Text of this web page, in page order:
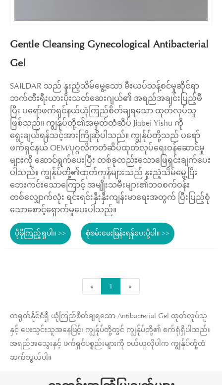
Gentle Cleansing Gynecological Antibacterial
Gel
SAILDAR သည် နူးညံ့သိမ်မွေ့သော မီးယပ်သန့်စင်မှုဆိုင်ရာ
ဘက်တီးရီးယားပိုးသတ်ဆေးဂျယ်၏ အရည်အချင်းပြည့်မီ
ပြီး ပရော်ဖက်ရှင်နယ်ယုံကြည်စိတ်ချရသော ထုတ်လုပ်သူ
ဖြစ်သည်။ ကျွန်ုပ်တို့၏အမှတ်တံဆိပ် Jiabei Yishu ကို
ရွေးချယ်ရန်သင့်အားကြိုဆိုပါသည်။ ကျွန်ုပ်တို့သည် ပရော်
ဖက်ရှင်နယ် OEM/ပုဂ္ဂလိကတံဆိပ်ထုတ်လုပ်ရေးဝန်ဆောင်မှု
များကို ဆောင်ရွက်ပေးပြီး တစ်ခုတည်းသောဖြေရှင်းချက်ပေး
ပါသည်။ ကျွန်ုပ်တို့၏ထုတ်ကုန်များသည် နူးညံ့သိမ်မွေ့ပြီး
ဘေးကင်းသောကြောင့် အမျိုးသမီးများ၏ဘဝစက်ဝန်း
တစ်လျှောက်လုံး ရင်းရင်းနှီးနှီးကျန်းမာရေးအတွက် ပြီးပြည့်စုံ
သောစောင့်ရှောက်မှုပေးပါသည်။
ပိုမိုကြည့်ရှုပါ။ >> စုံစမ်းမေးမြန်းရန်ပေးပို့ပါ။ >>
« 1 »
တရုတ်နိုင်ငံရှိ ယုံကြည်စိတ်ချရသော Antibacterial Gel ထုတ်လုပ်သူ
နှင့် ပေးသွင်းသူအနေဖြင့်၊ ကျွန်ုပ်တို့တွင် ကျွန်ုပ်တို့၏ စက်ရုံရှိပါသည်။
အရည်အသွေးနှင့် ဖက်ရှင်ပစ္စည်းများကို ဝယ်ယူလိုပါက ကျွန်ုပ်တို့ထံ
ဆက်သွယ်ပါ။